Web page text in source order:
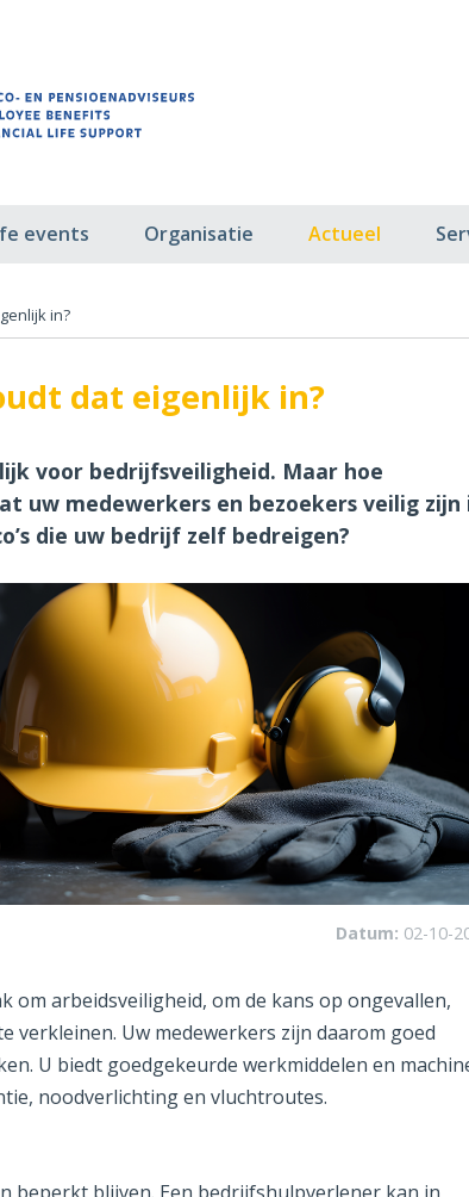
events Organisatie Actueel
in?
dat eigenlijk in?
voor bedrijfsveiligheid. Maar hoe
uw medewerkers en bezoekers veilig zijn
die uw bedrijf zelf bedreigen?
Datum: 02-10-
om arbeidsveiligheid, om de kans op ongevallen,
verkleinen. Uw medewerkers zijn daarom goed
U biedt goedgekeurde werkmiddelen en
noodverlichting en vluchtroutes.
beperkt blijven. Een bedrijfshulpverlener kan in